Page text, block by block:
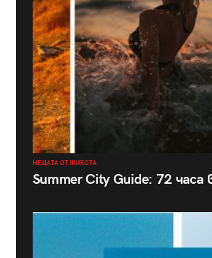
НЕЩАТА ОТ ЖИВОТА
Summer City Guide: 72 часа